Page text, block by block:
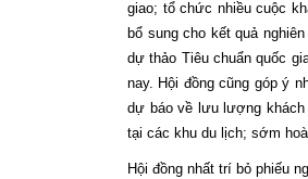
giao; tổ chức nhiều cuộc
bổ sung cho kết quả
dự thảo Tiêu chuẩn quốc
nay. Hội đồng cũng góp ý
dự báo về lưu lượng khách
tại các khu du lịch; sớm
Hội đồng nhất trí bỏ phiếu